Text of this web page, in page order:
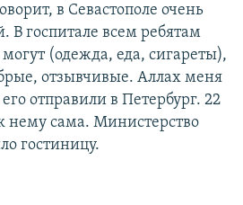
в Севастополе очень
В госпитале всем ребятам
(одежда, еда, сигареты),
отзывчивые. Аллах меня
отправили в Петербург. 22
нему сама. Министерство
гостиницу.